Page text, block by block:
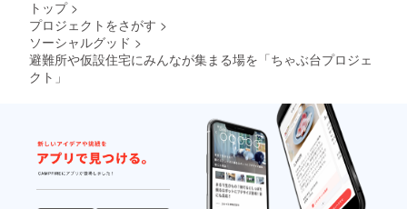
トップ >
プロジェクトをさがす >
ソーシャルグッド >
避難所や仮設住宅にみんなが集まる場を「ちゃぶ台プロジェ
クト」